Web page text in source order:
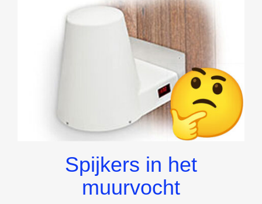
Spijkers in het
muurvocht